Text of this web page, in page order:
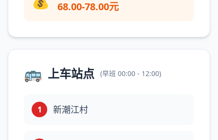
68.00-78.00元
🚌 上车站点 (早班 00:00 - 12:00)
1 新潮江村